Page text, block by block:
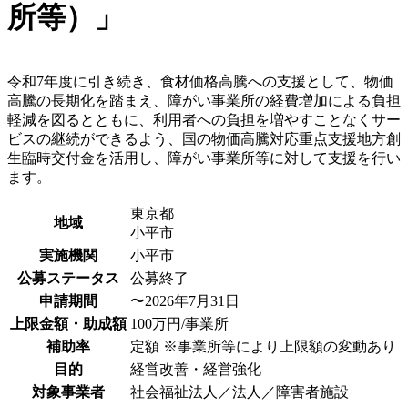
所等）」
令和7年度に引き続き、食材価格高騰への支援として、物価
高騰の長期化を踏まえ、障がい事業所の経費増加による負担
軽減を図るとともに、利用者への負担を増やすことなくサー
ビスの継続ができるよう、国の物価高騰対応重点支援地方創
生臨時交付金を活用し、障がい事業所等に対して支援を行い
ます。
地域
東京都
小平市
実施機関
小平市
公募ステータス
公募終了
申請期間
〜2026年7月31日
上限金額・助成額 100万円/事業所
補助率
定額 ※事業所等により上限額の変動あり
目的
経営改善・経営強化
対象事業者
社会福祉法人／法人／障害者施設